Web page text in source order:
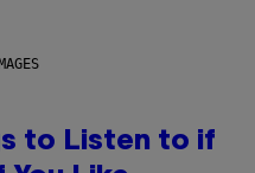
to Listen to if